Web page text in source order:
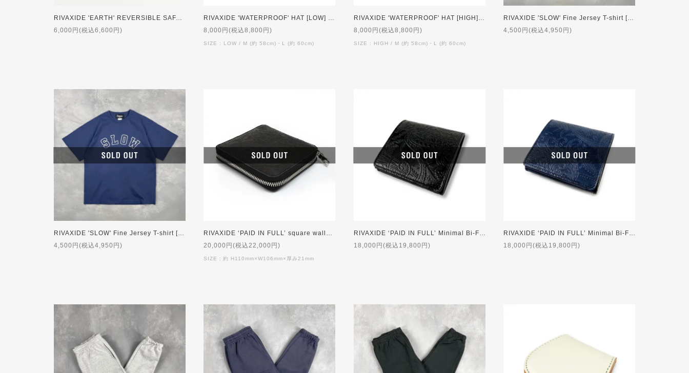
RIVAXIDE 'EARTH' REVERSIBLE SAFARI HAT [LOW]
6,000円(税込6,600円)
RIVAXIDE 'WATERPROOF' HAT [LOW] 【受注生産】
8,000円(税込8,800円)
SIZE : LOW / M (約 58cm)・L (約 60cm)
RIVAXIDE 'WATERPROOF' HAT [HIGH] 【受注生産】
8,000円(税込8,800円)
SIZE : HIGH / M (約 58cm)・L (約 60cm)
RIVAXIDE 'SLOW' Fine Jersey T-shirt [BLACK]
4,500円(税込4,950円)
RIVAXIDE 'SLOW' Fine Jersey T-shirt [NAVY]
4,500円(税込4,950円)
RIVAXIDE ‘PAID IN FULL’ square wallet [Black Paisley x Black Gray]
20,000円(税込22,000円)
SIZE：約 H110mm×W106mm×厚み21mm
RIVAXIDE ‘PAID IN FULL’ Minimal Bi-Fold Wallet [Black Paisley]
18,000円(税込19,800円)
RIVAXIDE ‘PAID IN FULL’ Minimal Bi-Fold Wallet [Blue Paisley]
18,000円(税込19,800円)